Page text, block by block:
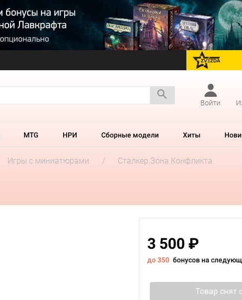
перейти на Zvezda
Войти
MTG НРИ Сборные модели Хиты
Игры с миниатюрами Сталкер.Зона Конфликта
3 500 ₽
до 350 бонусов на
Товар снят